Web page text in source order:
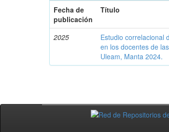
Fecha de
publicación
Título
2025
Estudio correlacional
en los docentes de
Uleam, Manta 2024.